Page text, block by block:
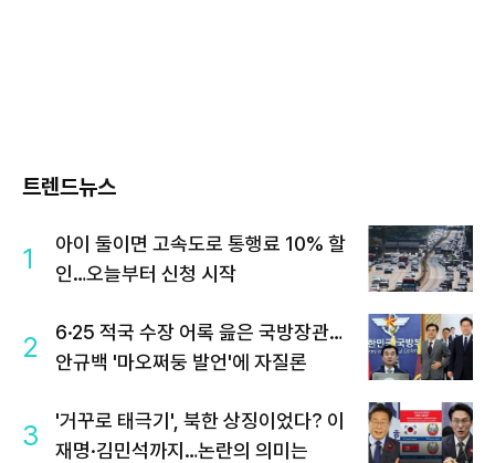
트렌드뉴스
1
아이 둘이면 고속도로 통행료 10% 할
인…오늘부터 신청 시작
2
6·25 적국 수장 어록 읊은 국방장관…
안규백 '마오쩌둥 발언'에 자질론
3
'거꾸로 태극기', 북한 상징이었다? 이
재명·김민석까지…논란의 의미는